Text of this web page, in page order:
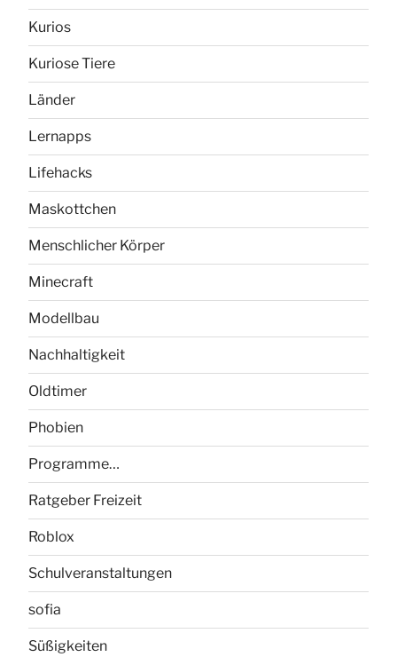
Kurios
Kuriose Tiere
Länder
Lernapps
Lifehacks
Maskottchen
Menschlicher Körper
Minecraft
Modellbau
Nachhaltigkeit
Oldtimer
Phobien
Programme…
Ratgeber Freizeit
Roblox
Schulveranstaltungen
sofia
Süßigkeiten